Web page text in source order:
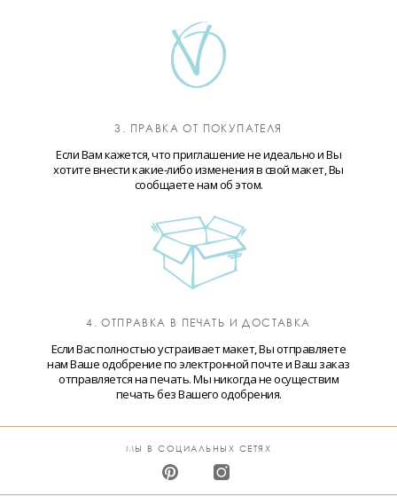
3. ПРАВКА ОТ ПОКУПАТЕЛЯ
Если Вам кажется, что приглашение не идеально и Вы
хотите внести какие-либо изменения в свой макет, Вы
сообщаете нам об этом.
4. ОТПРАВКА В ПЕЧАТЬ И ДОСТАВКА
Если Вас полностью устраивает макет, Вы отправляете
нам Ваше одобрение по электронной почте и Ваш заказ
отправляется на печать. Мы никогда не осуществим
печать без Вашего одобрения.
МЫ В СОЦИАЛЬНЫХ СЕТЯХ